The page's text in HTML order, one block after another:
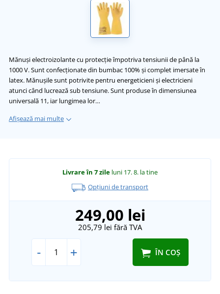
Mănuși electroizolante cu protecție împotriva tensiunii de până la
1000 V. Sunt confecționate din bumbac 100% și complet imersate în
latex. Mănușile sunt potrivite pentru energeticieni și electricieni
atunci când lucrează sub tensiune. Sunt produse în dimensiunea
universală 11, iar lungimea lor…
Afișează mai multe
Livrare în 7 zile luni 17. 8. la tine
Opțiuni de transport
249,00 lei
205,79 lei fără TVA
- + ÎN COȘ